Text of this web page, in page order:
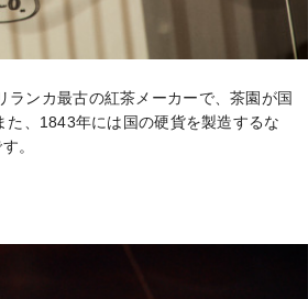
ンカ最古の紅茶メーカーで、茶園が国
、1843年には国の硬貨を製造するな
。